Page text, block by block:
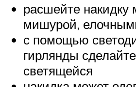
расшейте накидку
мишурой,
с помощью
гирлянды
светящейся